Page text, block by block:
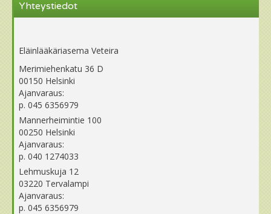
Yhteystiedot
Eläinlääkäriasema Veteira
Merimiehenkatu 36 D
00150 Helsinki
Ajanvaraus:
p. 045 6356979
Mannerheimintie 100
00250 Helsinki
Ajanvaraus:
p. 040 1274033
Lehmuskuja 12
03220 Tervalampi
Ajanvaraus:
p. 045 6356979